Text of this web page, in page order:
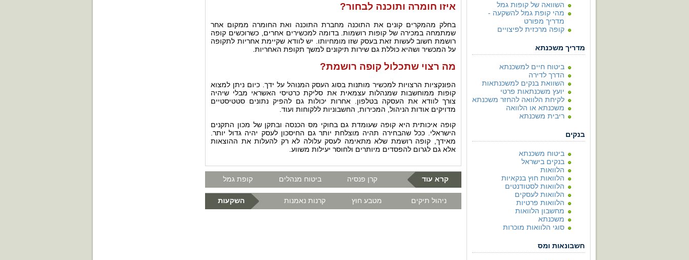
השוואה של קופות גמל
מהי קופת גמל להשקעה -
מדריך מפורט
קופה מרכזית לפיצויים
מדריך משכנתא
ביטוח חיים למשכנתא
הדרך לדירה
השוואת בנקים למשכנתאות
יועץ משכנתאות פרטי
לקיחת הלוואה להחזר משכנתא
משכנתא או הלוואה
ריבית משכנתא
בנקים
ביטוח משכנתא
בנקים בישראל
הלוואות
הלוואות חוץ בנקאיות
הלוואות לסטודנטים
הלוואות לעסקים
הלוואות פרטיות
מחשבון הלוואות
משכנתא
סוגי הלוואות מוכרות
חשבונאות ומס
איזו חומרה ותוכנה לבחור?
בחלק מהמקרים קונים את התוכנה מחברת התוכנה ואת החומרה ממקום אחר
שמתמחה במכירה של קופות רושמות. בדומה למכשירים אחרים, כשרוכשים קופה
רושמת חשוב לעשות זאת בעסק שזו מומחיותו. יש לוודא שקיימת אחריות לתקופה
על המכשיר ושהיא כוללת גם שירות תיקונים למשך תקופת האחריות.
מה רצוי שתכלול קופה רושמת?
הפונקציות הרצויות למכשיר מותנות בסוג העסק המנוהל על ידך. כיום ניתן למצוא
קופות ממוחשבות שמנהלות עצמאית את סליקת כרטיסי האשראי מבלי שיהיה
צורך לוודא את העסקה בטלפון. אחרות יכולות גם להפיק נתונים סטטיסטיים
מדויקים אודות הניהול, המכירות, החשבוניות ללקוחות ועוד.
קופה איכותית היא קופה שעומדת גם בחוקי מס הכנסה ובתקן של מכון התקנים
הישראלי. ככל שהבחירה תהיה מוצלחת יותר גם החיסכון לעסק יהיה גדול יותר.
מאידך, קופה רושמת שלא מתאימה לעסק עלולה לא רק להעלות את ההוצאות
אלא גם לגרום להפסדים מיותרים ולחוסר יעילות משווע.
קרא עוד קרן פנסיה ביטוח מנהלים קופת גמל
השקעות קרנות נאמנות מטבע חוץ ניהול תיקים